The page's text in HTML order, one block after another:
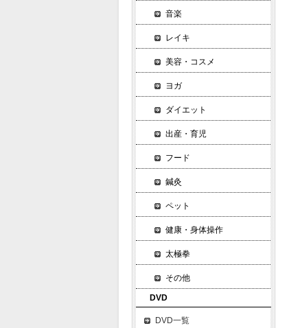
音楽
レイキ
美容・コスメ
ヨガ
ダイエット
出産・育児
フード
鍼灸
ペット
健康・身体操作
太極拳
その他
DVD
DVD一覧